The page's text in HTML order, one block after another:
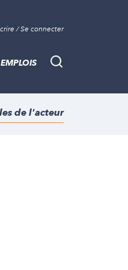
/ Se connecter
Recherche
EMPLOIS
de l'acteur